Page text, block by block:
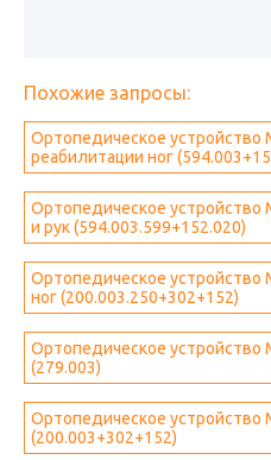
Похожие запросы:
Ортопедическое устройство
реабилитации ног
Ортопедическое устройство
и рук (594.003.599+152.020)
Ортопедическое устройство
ног (200.003.250+302+152)
Ортопедическое устройство
(279.003)
Ортопедическое устройство
(200.003+302+152)